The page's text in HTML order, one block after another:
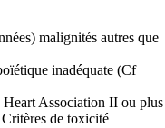
malignités autres que
inadéquate (Cf
Association II ou plus
de toxicité